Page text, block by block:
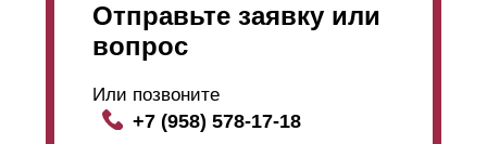
Отправьте заявку или
вопрос
Или позвоните
+7 (958) 578-17-18